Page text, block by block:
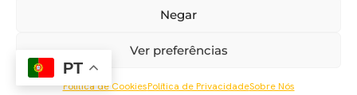
Negar
Ver preferências
Política de CookiesPolítica de PrivacidadeSobre Nós
contado como deve ser. Que venham mais destes! Kentucky,
universitários que se juntam para assaltar uma biblioteca
onde estão reunidos livros compostos por diversos quadros
históricos e extremamente valiosos. […]
PT